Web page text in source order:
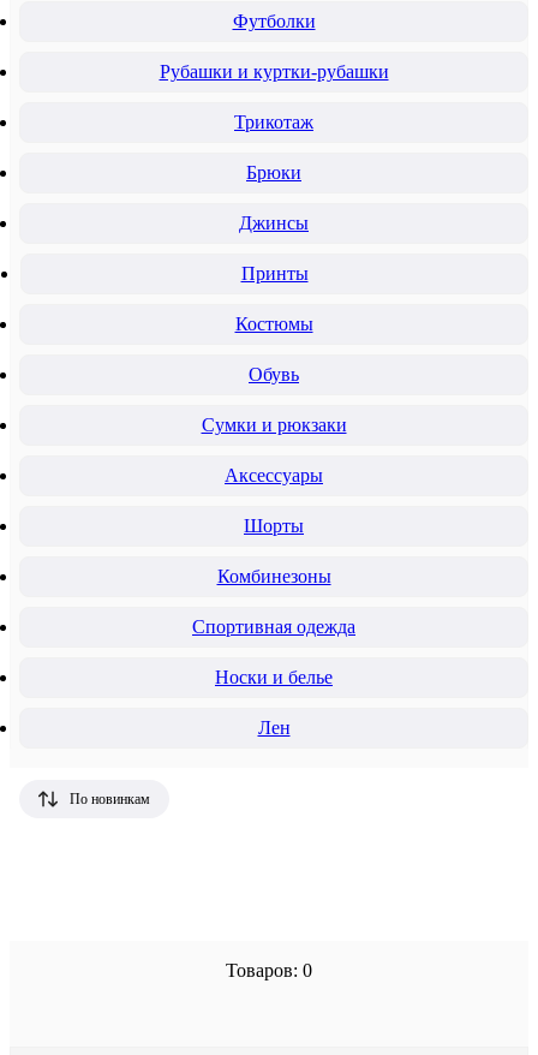
Футболки
Рубашки и куртки-рубашки
Трикотаж
Брюки
Джинсы
Принты
Костюмы
Обувь
Сумки и рюкзаки
Аксессуары
Шорты
Комбинезоны
Спортивная одежда
Носки и белье
Лен
Товаров: 0
По новинкам